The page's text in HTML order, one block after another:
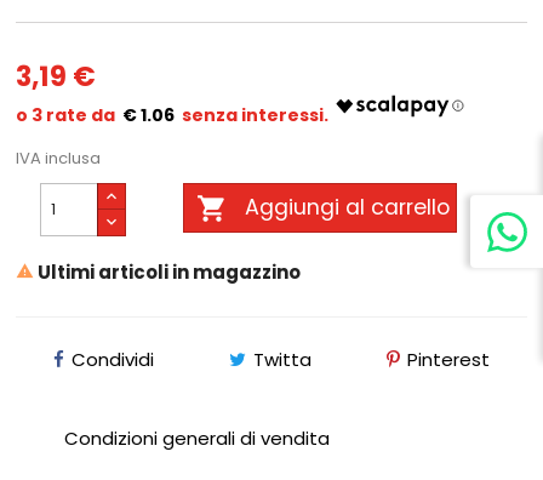
3,19 €
€ 1.06
IVA inclusa
 Aggiungi al carrello
 Ultimi articoli in magazzino
Condividi Twitta Pinterest
Condizioni generali di vendita